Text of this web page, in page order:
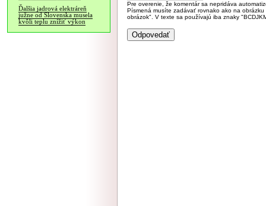
Ďalšia jadrová elektráreň
južne od Slovenska musela
kvôli teplu znížiť výkon
Pre overenie, že komentár sa nepridáva
Písmená musíte zadávať rovnako ako na
obrázok". V texte sa používajú iba znaky